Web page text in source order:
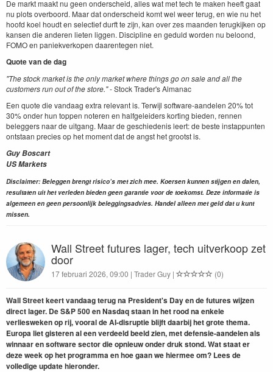
De markt maakt nu geen onderscheid, alles wat met tech te maken heeft gaat
nu plots overboord. Maar dat onderscheid komt wel weer terug, en wie nu het
hoofd koel houdt en selectief durft te zijn, kan over zes maanden terugkijken op
kansen die anderen lieten liggen. Discipline en geduld worden nu beloond,
FOMO en paniekverkopen daarentegen niet.
Quote van de dag
"The stock market is the only market where things go on sale and all the
customers run out of the store."- Stock Trader's Almanac
Een quote die vandaag extra relevant is. Terwijl software-aandelen 20% tot
30% onder hun toppen noteren en halfgeleiders korting bieden, rennen
beleggers naar de uitgang. Maar de geschiedenis leert: de beste instappunten
ontstaan precies op het moment dat de angst het grootst is.
Guy Boscart
US Markets
Disclaimer: Beleggen brengt risico’s met zich mee. Koersen kunnen stijgen en dalen,
resultaten uit het verleden bieden geen garantie voor de toekomst. Deze informatie is
algemeen en geen persoonlijk beleggingsadvies. Handel alleen met geld dat u kunt
missen.
Wall Street futures lager, tech uitverkoop zet
door
17 februari 2026, 09:00 | Trader Guy | (0)
Wall Street keert vandaag terug na President's Day en de futures wijzen
direct lager. De S&P 500 en Nasdaq staan in het rood na enkele
verliesweken op rij, vooral de AI-disruptie blijft daarbij het grote thema.
Europa liet gisteren al een verdeeld beeld zien, met defensie-aandelen als
winnaar en software sector die opnieuw onder druk stond. Wat staat er
deze week op het programma en hoe gaan we hiermee om? Lees de
volledige update hieronder.